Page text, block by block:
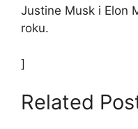
Justine Musk i Elon
roku.
]
Related